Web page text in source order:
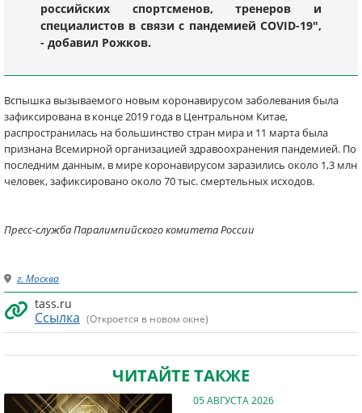
российских спортсменов, тренеров и
специалистов в связи с пандемией COVID-19",
- добавил Рожков.
Вспышка вызываемого новым коронавирусом заболевания была
зафиксирована в конце 2019 года в Центральном Китае,
распространилась на большинство стран мира и 11 марта была
признана Всемирной организацией здравоохранения пандемией. По
последним данным, в мире коронавирусом заразились около 1,3 млн
человек, зафиксировано около 70 тыс. смертельных исходов.
Пресс-служба Паралимпийского комитета России
г. Москва
tass.ru
Ссылка (Откроется в новом окне)
ЧИТАЙТЕ ТАКЖЕ
05 АВГУСТА 2026